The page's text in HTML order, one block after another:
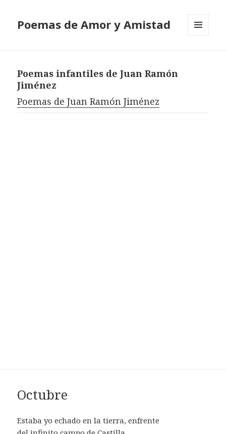
Poemas de Amor y Amistad
Poemas infantiles de Juan Ramón
Jiménez
Poemas de Juan Ramón Jiménez
Octubre
Estaba yo echado en la tierra, enfrente